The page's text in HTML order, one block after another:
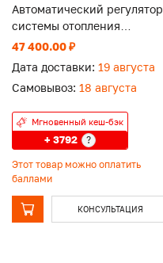
Автоматический регулятор
системы отопления
(GSM/Wi-Fi)
47 400.00 ₽
Дата доставки: 19 августа
Самовывоз: 18 августа
Мгновенный кеш-бэк
+ 3792 ?
Этот товар можно оплатить
баллами
КОНСУЛЬТАЦИЯ